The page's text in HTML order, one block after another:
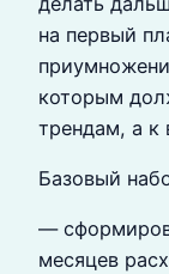
на первый
которым
трендам, а
Базовый
—
месяцев